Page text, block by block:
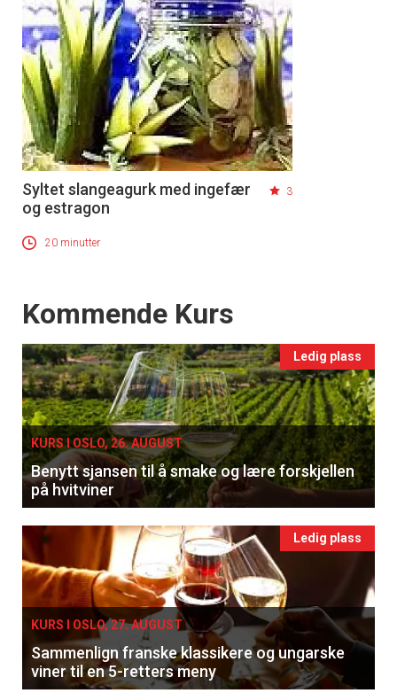
Syltet slangeagurk med ingefær
og estragon
3
20 minutter
Events
Kommende Kurs
Ledig plass
KURS I OSLO, 26. AUGUST
Benytt sjansen til å smake og lære forskjellen
på hvitviner
Ledig plass
KURS I OSLO, 27. AUGUST
Sammenlign franske klassikere og ungarske
viner til en 5-retters meny